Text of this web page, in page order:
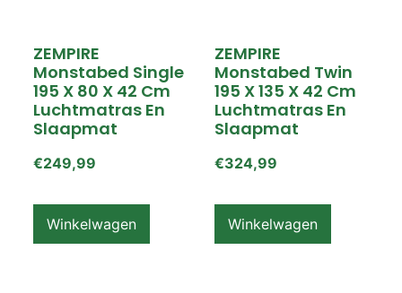
ZEMPIRE
Monstabed Single
195 X 80 X 42 Cm
Luchtmatras En
Slaapmat
€249,99
Winkelwagen
ZEMPIRE
Monstabed Twin
195 X 135 X 42 Cm
Luchtmatras En
Slaapmat
€324,99
Winkelwagen